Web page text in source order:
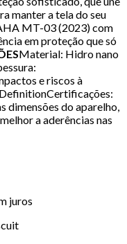
manter a tela do seu
MT-03 (2023) com
em proteção que só
Material: Hidro nano
e riscos à
dimensões do aparelho,
a aderências nas
juros